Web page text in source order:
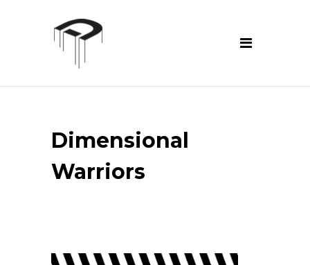
Dimensional
Warriors